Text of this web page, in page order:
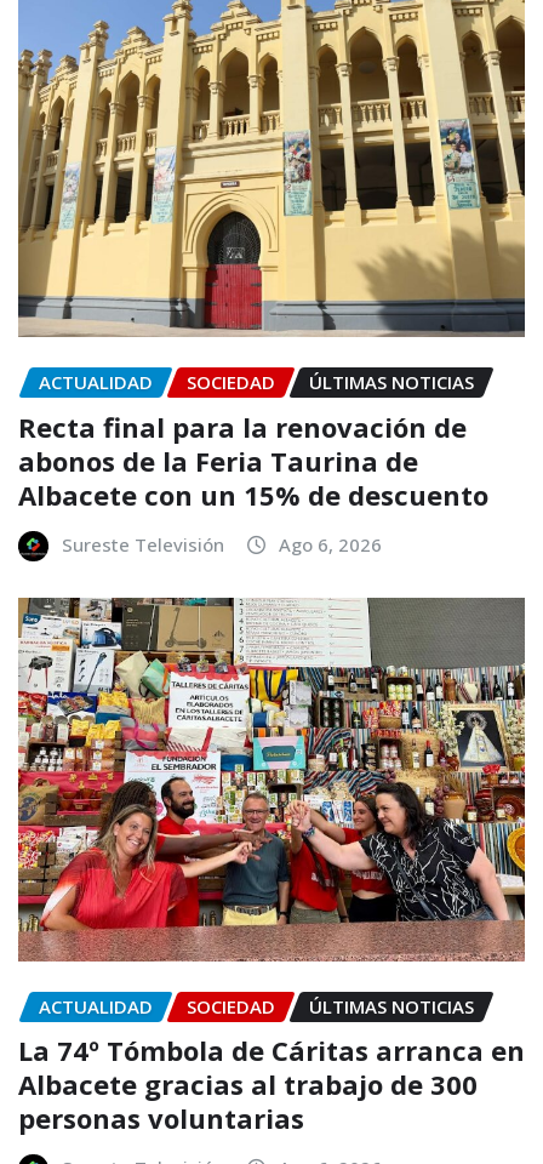
ACTUALIDAD SOCIEDAD ÚLTIMAS NOTICIAS
Recta final para la renovación de
abonos de la Feria Taurina de
Albacete con un 15% de descuento
Sureste Televisión Ago 6, 2026
ACTUALIDAD SOCIEDAD ÚLTIMAS NOTICIAS
La 74º Tómbola de Cáritas arranca en
Albacete gracias al trabajo de 300
personas voluntarias